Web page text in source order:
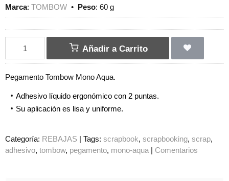
Marca: TOMBOW • Peso: 60 g
Añadir a Carrito
Pegamento Tombow Mono Aqua.
Adhesivo líquido ergonómico con 2 puntas.
Su aplicación es lisa y uniforme.
Categoría: REBAJAS | Tags: scrapbook scrapbooking scrap
adhesivo tombow pegamento mono-aqua | Comentarios